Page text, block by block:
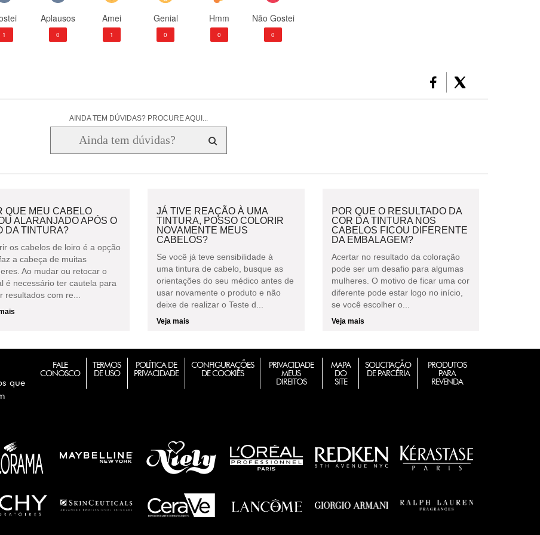
1
Aplausos
0
Amei
1
Genial
0
Hmm
0
Não Gostei
0
AINDA TEM DÚVIDAS? PROCURE AQUI...
QUE MEU CABELO
ALARANJADO APÓS O
DA TINTURA?
os cabelos de loiro é a opção
a cabeça de muitas
Ao mudar ou retocar o
é necessário ter cautela para
resultados com re...
JÁ TIVE REAÇÃO À UMA
TINTURA, POSSO COLORIR
NOVAMENTE MEUS
CABELOS?
Se você já teve sensibilidade à
uma tintura de cabelo, busque as
orientações do seu médico antes de
usar novamente o produto e não
deixe de realizar o Teste d...
Veja mais
POR QUE O RESULTADO DA
COR DA TINTURA NOS
CABELOS FICOU DIFERENTE
DA EMBALAGEM?
Acertar no resultado da coloração
pode ser um desafio para algumas
mulheres. O motivo de ficar uma cor
diferente pode estar logo no início,
se você escolher o...
Veja mais
que
FALE
CONOSCO
TERMOS
DE USO
POLÍTICA DE
PRIVACIDADE
CONFIGURAÇÕES
DE COOKIES
PRIVACIDADE
MEUS
DIREITOS
MAPA
DO
SITE
SOLICITAÇÃO
DE PARCERIA
PRODUTOS
PARA
REVENDA